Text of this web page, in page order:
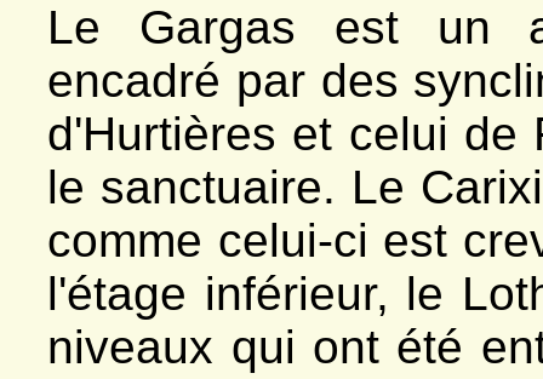
*
Demoiselle coiffée
Travertin de la Baume
- Sainte-Luce
- Saint-Honoré
* Oullière (Col d')
* Le Piquet de Nantes
- Saint-Laurent-en-B
- La Salette
*Les accès
* Le Gargas
*Le Col de Prés Clos
* Les Signaraux
*Bornes Le Camus
Pierre Plantée
- Siévoz
Ancienne cimenterie
Le Gargas est un
encadré par des
d'Hurtières et celui de
le sanctuaire. Le
comme celui-ci est
l'étage inférieur, le
niveaux qui ont été